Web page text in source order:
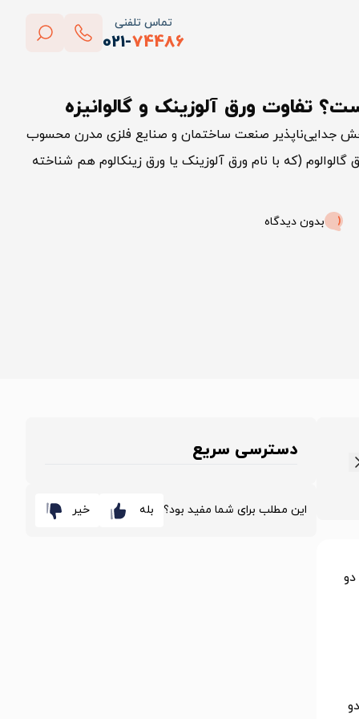
تماس تلفنی
021-74486
پاک کردن
تفاوت ورق آلوزینک و گالوانیزه
جدایی‌ناپذیر صنعت ساختمان و صنایع فلزی مدرن محسوب
(که با نام ورق آلوزینک یا ورق زینکالوم هم شناخته
بدون دیدگاه
دسترسی سریع
این مطلب برای شما مفید بود؟ بله خیر